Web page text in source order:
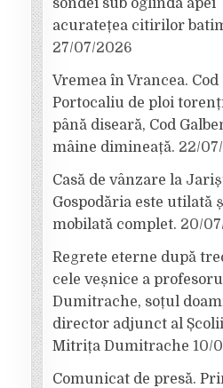
sondei sub oglinda apei
acuratețea citirilor
27/07/2026
Vremea în Vrancea. Cod
Portocaliu de ploi
până diseară, Cod
mâine dimineață. 22/
Casă de vânzare la
Gospodăria este utilată
mobilată complet. 20/
Regrete eterne după
cele veșnice a
Dumitrache, soțul
director adjunct al
Mitrița Dumitrache 10/
Comunicat de presă.